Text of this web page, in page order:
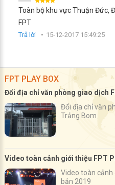
Toàn bộ khu vực Thuận Đức,
FPT
Trả lời 15-12-2017 15:49:25
FPT PLAY BOX
Đổi địa chỉ văn phòng giao dịch
Đổi địa chỉ văn
Trảng Bom
Video toàn cảnh giới thiệu FPT
Video toàn cảnh
bản 2019